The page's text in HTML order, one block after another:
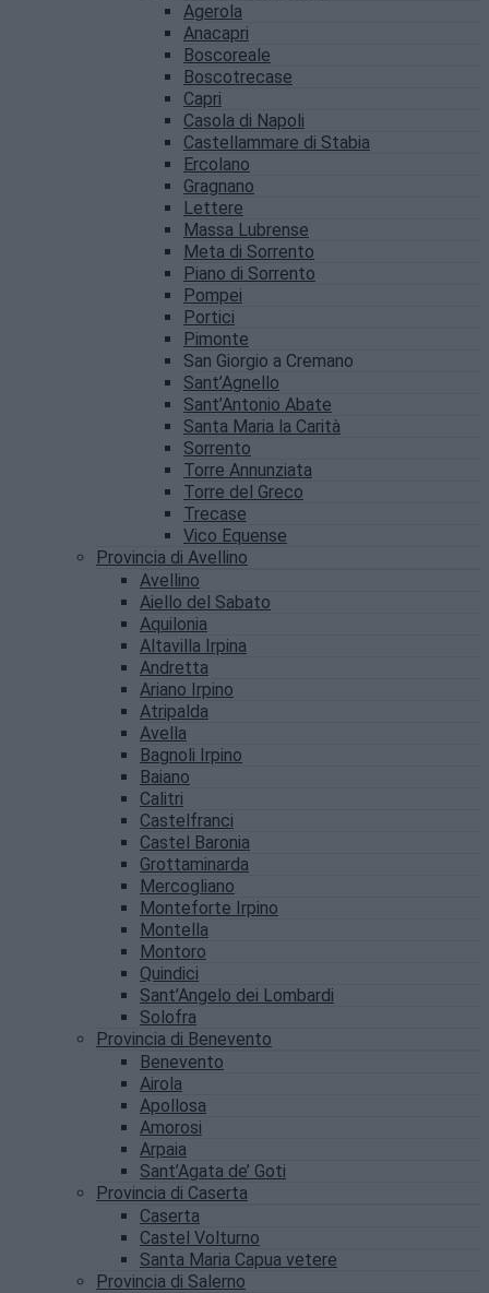
Agerola
Anacapri
Boscoreale
Boscotrecase
Capri
Casola di Napoli
Castellammare di Stabia
Ercolano
Gragnano
Lettere
Massa Lubrense
Meta di Sorrento
Piano di Sorrento
Pompei
Portici
Pimonte
San Giorgio a Cremano
Sant’Agnello
Sant’Antonio Abate
Santa Maria la Carità
Sorrento
Torre Annunziata
Torre del Greco
Trecase
Vico Equense
Provincia di Avellino
Avellino
Aiello del Sabato
Aquilonia
Altavilla Irpina
Andretta
Ariano Irpino
Atripalda
Avella
Bagnoli Irpino
Baiano
Calitri
Castelfranci
Castel Baronia
Grottaminarda
Mercogliano
Monteforte Irpino
Montella
Montoro
Quindici
Sant’Angelo dei Lombardi
Solofra
Provincia di Benevento
Benevento
Airola
Apollosa
Amorosi
Arpaia
Sant’Agata de’ Goti
Provincia di Caserta
Caserta
Castel Volturno
Santa Maria Capua vetere
Provincia di Salerno